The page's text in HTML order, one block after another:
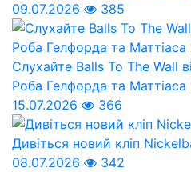
09.07.2026
385
Слухайте Balls To The Wall
Роба Гелфорда та Маттіаса
15.07.2026
366
Дивіться новий кліп
08.07.2026
342